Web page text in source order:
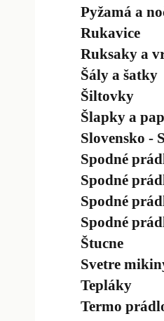
Pyžamá a
Rukavice
Ruksaky a
Šály a šatky
Šiltovky
Šlapky a
Slovensko -
Spodné
Spodné
Spodné
Spodné
Štucne
Svetre
Tepláky
Termo